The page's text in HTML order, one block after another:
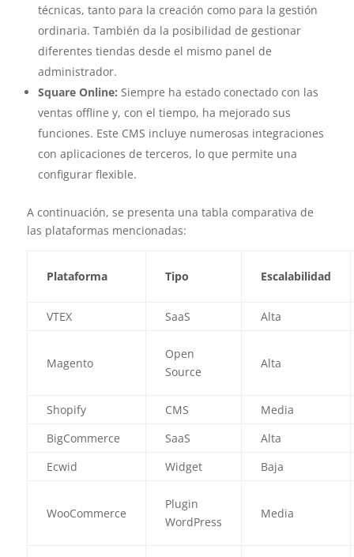
técnicas, tanto para la creación como para la gestión
ordinaria. También da la posibilidad de gestionar
diferentes tiendas desde el mismo panel de
administrador.
Square Online: Siempre ha estado conectado con las
ventas offline y, con el tiempo, ha mejorado sus
funciones. Este CMS incluye numerosas integraciones
con aplicaciones de terceros, lo que permite una
configurar flexible.
A continuación, se presenta una tabla comparativa de
las plataformas mencionadas:
Plataforma Tipo Escalabilidad
VTEX SaaS Alta
Magento
Open
Source
Alta
Shopify CMS
Media
BigCommerce
SaaS
Alta
Ecwid
Widget Baja
WooCommerce
Plugin
WordPress
Media